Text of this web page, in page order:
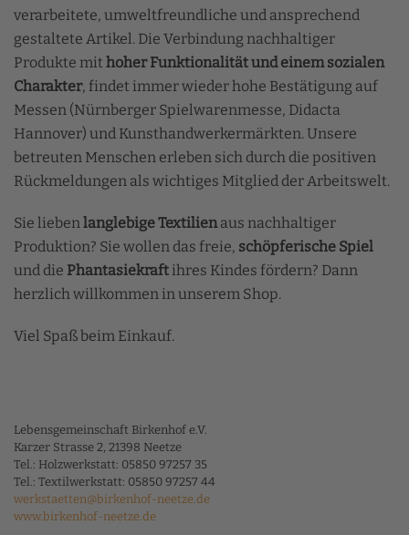
verarbeitete, umweltfreundliche und ansprechend
gestaltete Artikel. Die Verbindung nachhaltiger
Produkte mit hoher Funktionalität und einem sozialen
Charakter, findet immer wieder hohe Bestätigung auf
Messen (Nürnberger Spielwarenmesse, Didacta
Hannover) und Kunsthandwerkermärkten. Unsere
betreuten Menschen erleben sich durch die positiven
Rückmeldungen als wichtiges Mitglied der Arbeitswelt.
Sie liebenlanglebige Textilienaus nachhaltiger
Produktion? Sie wollen das freie, schöpferische Spiel
und die Phantasiekraft ihres Kindes fördern? Dann
herzlich willkommen in unserem Shop.
Viel Spaß beim Einkauf.
Lebensgemeinschaft Birkenhof e.V.
Karzer Strasse 2, 21398 Neetze
Tel.: Holzwerkstatt: 05850 97257 35
Tel.: Textilwerkstatt: 05850 97257 44
werkstaetten@birkenhof-neetze.de
www.birkenhof-neetze.de